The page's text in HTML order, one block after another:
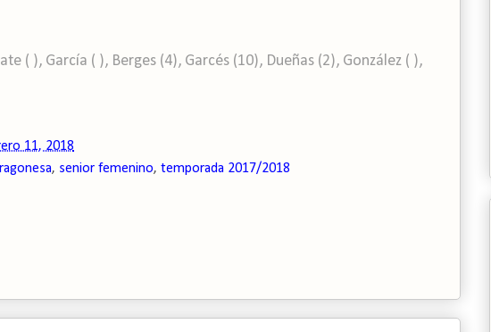
( ), García ( ), Berges (4), Garcés (10), Dueñas (2), González ( ),
11, 2018
, senior femenino, temporada 2017/2018